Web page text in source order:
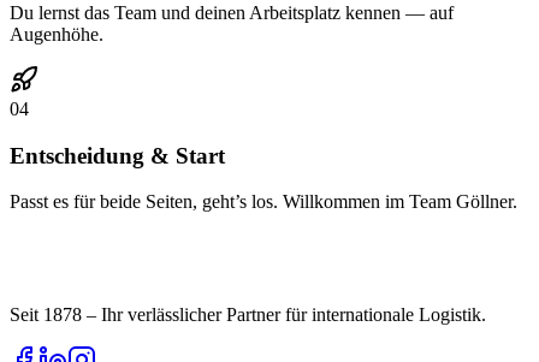
Du lernst das Team und deinen Arbeitsplatz kennen — auf
Augenhöhe.
04
Entscheidung & Start
Passt es für beide Seiten, geht’s los. Willkommen im Team Göllner.
Seit 1878 – Ihr verlässlicher Partner für internationale Logistik.